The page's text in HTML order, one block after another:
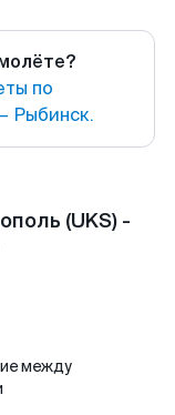
по
Рыбинск.
(UKS) -
между